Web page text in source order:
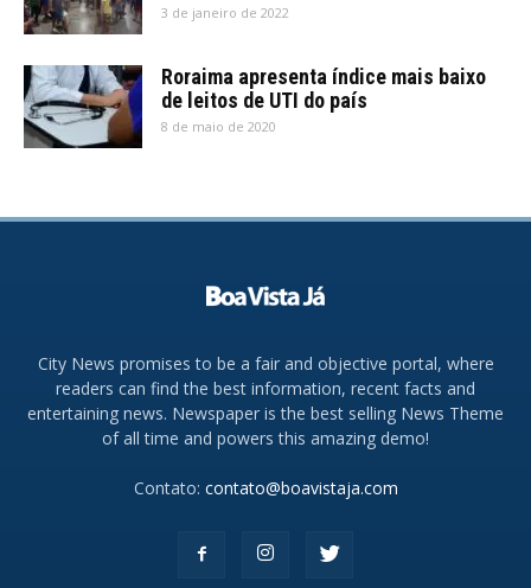
3 de janeiro de 2022
Roraima apresenta índice mais baixo
de leitos de UTI do país
8 de maio de 2020
City News promises to be a fair and objective portal, where
readers can find the best information, recent facts and
entertaining news. Newspaper is the best selling News Theme
of all time and powers this amazing demo!
Contato: contato@boavistaja.com